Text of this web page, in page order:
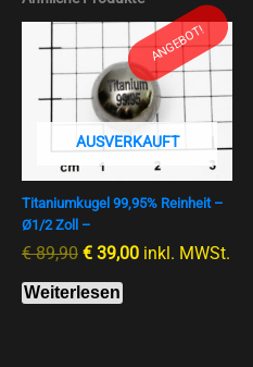
ANGEBOT!
AUSVERKAUFT
Titaniumkugel 99,95% Reinheit –
Ø1/2 Zoll –
€89,90
Ursprünglicher
Preis
war:
€ 89,90
€ 39,00
Aktueller
Preis
ist:
€ 39,00.
inkl. MWSt.
Weiterlesen